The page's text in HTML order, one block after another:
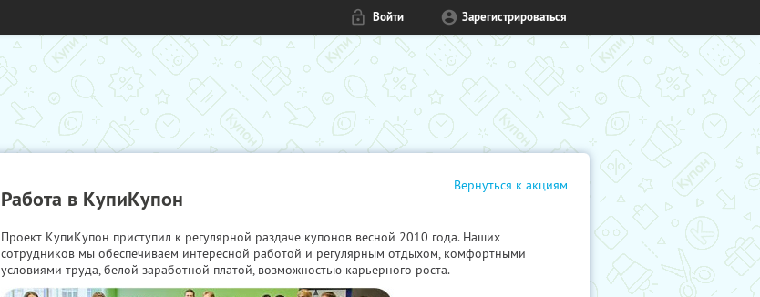
Войти Зарегистрироваться
Вернуться к акциям
Работа в КупиКупон
Проект КупиКупон приступил к регулярной раздаче купонов весной 2010 года. Наших
сотрудников мы обеспечиваем интересной работой и регулярным отдыхом, комфортными
условиями труда, белой заработной платой, возможностью карьерного роста.